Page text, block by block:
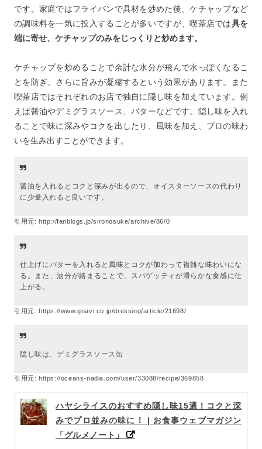
です。家庭ではフライパンで具材を炒めた後、ケチャップなど
の調味料を一気に投入することが多いですが、喫茶店では具を
端に寄せ、ケチャップのみをじっくりと炒めます。
ケチャップを炒めることで余計な水分が飛んで水っぽくなるこ
とを防ぎ、さらに旨みが凝縮するという効果があります。また
喫茶店ではそれぞれのお店で独自に隠し味を加えています。例
えば醤油やデミグラスソース、バターなどです。隠し味を入れ
ることで味に深みやコクを出したり、風味を加え、プロの味わ
いを生み出すことができます。
醤油を入れるとコクと深みが出るので、オイスターソースの代わり
に少量入れると良いです。
引用元:http://fanblogs.jp/sironosuke/archive/86/0
仕上げにバターを入れると風味とコクが加わって複雑な味わいにな
る。また、油分が絡まることで、スパゲッティが滑らかな食感に仕
上がる。
引用元:https://www.gnavi.co.jp/dressing/article/21698/
隠し味は、デミグラスソース缶
引用元:https://oceans-nadia.com/user/33088/recipe/369858
ハヤシライスのおすすめ隠し味15選！コクと深
みでプロ並みの味に！ | お食事ウェブマガジン
「グルメノート」